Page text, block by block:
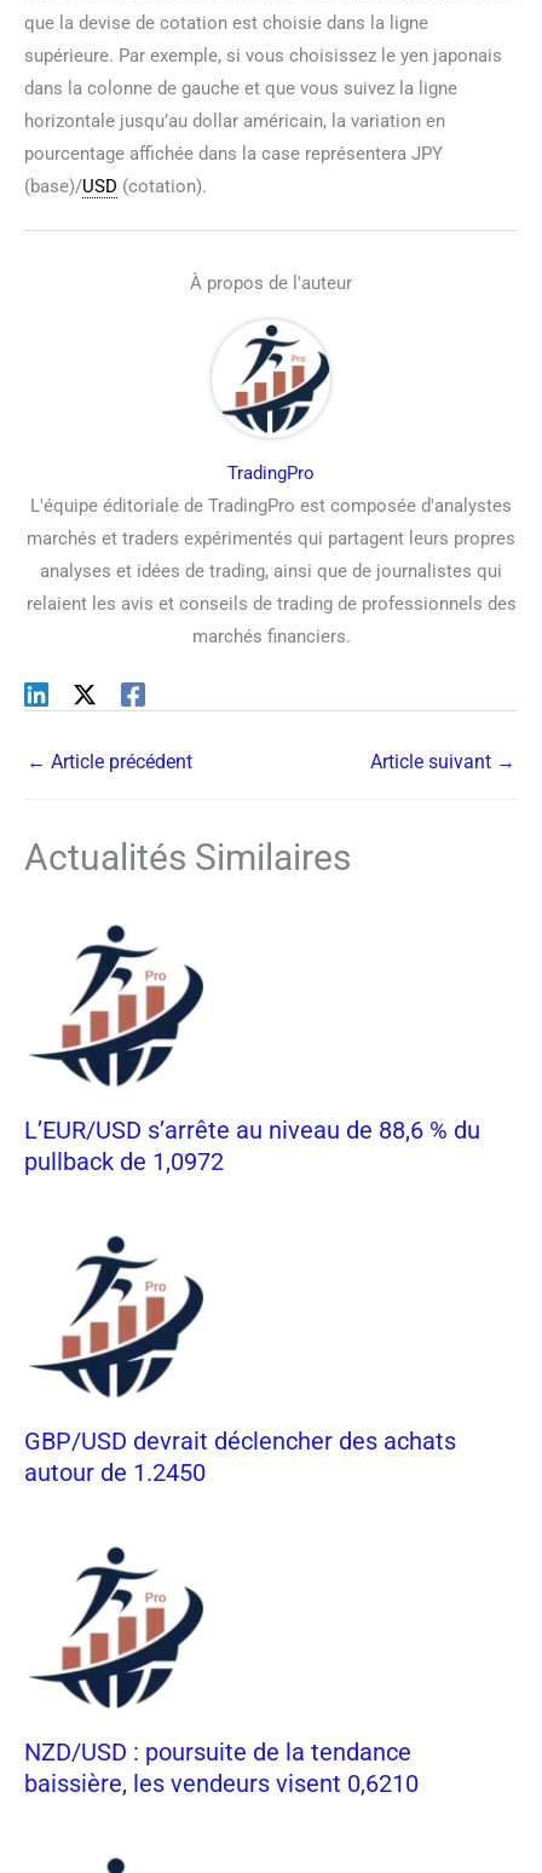
que la devise de cotation est choisie dans la ligne
supérieure. Par exemple, si vous choisissez le yen japonais
dans la colonne de gauche et que vous suivez la ligne
horizontale jusqu’au dollar américain, la variation en
pourcentage affichée dans la case représentera JPY
(base)/USD (cotation).
À propos de l'auteur
TradingPro
L'équipe éditoriale de TradingPro est composée d'analystes
marchés et traders expérimentés qui partagent leurs propres
analyses et idées de trading, ainsi que de journalistes qui
relaient les avis et conseils de trading de professionnels des
marchés financiers.
← Article précédent Article suivant →
Actualités Similaires
L’EUR/USD s’arrête au niveau de 88,6 % du
pullback de 1,0972
GBP/USD devrait déclencher des achats
autour de 1.2450
NZD/USD : poursuite de la tendance
baissière, les vendeurs visent 0,6210